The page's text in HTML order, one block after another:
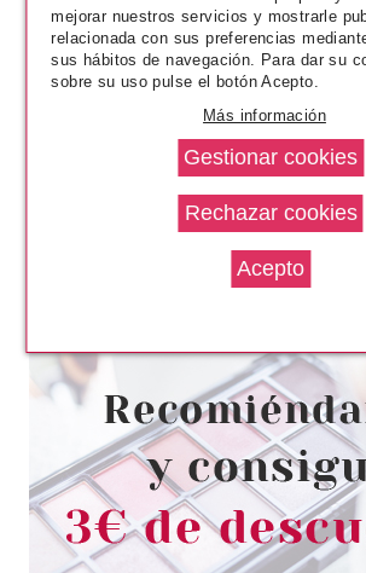
CATRICE
-37%
desde
3.59€
mejorar nuestros servicios y mostrarle
relacionada con sus preferencias
sus hábitos de navegación. Para dar su
sobre su uso pulse el botón Acepto.
Más información